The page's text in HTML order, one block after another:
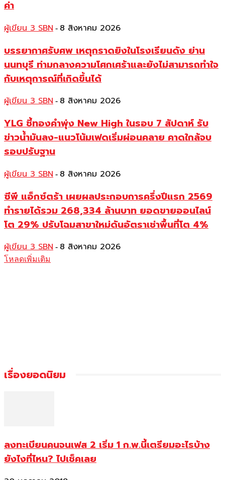
ค่า
ผู้เขียน 3 SBN - 8 สิงหาคม 2026
บรรยากาศรับศพ เหตุกราดยิงในโรงเรียนดัง ย่าน
นนทบุรี ท่ามกลางความโศกเศร้าและยังไม่สามารถทำใจ
กับเหตุการณ์ที่เกิดขึ้นได้
ผู้เขียน 3 SBN - 8 สิงหาคม 2026
YLG ชี้ทองคำพุ่ง New High ในรอบ 7 สัปดาห์ รับ
ข่าวน้ำมันลง-แนวโน้มเฟดเริ่มผ่อนคลาย คาดใกล้จบ
รอบปรับฐาน
ผู้เขียน 3 SBN - 8 สิงหาคม 2026
ซีพี แอ็กซ์ตร้า เผยผลประกอบการครึ่งปีแรก 2569
ทำรายได้รวม 268,334 ล้านบาท ยอดขายออนไลน์
โต 29% ปรับโฉมสาขาใหม่ดันอัตราเช่าพื้นที่โต 4%
ผู้เขียน 3 SBN - 8 สิงหาคม 2026
โหลดเพิ่มเติม
เรื่องยอดนิยม
ลงทะเบียนคนจนเฟส 2 เริ่ม 1 ก.พ.นี้เตรียมอะไรบ้าง
ยังไงที่ไหน? ไปเช็คเลย